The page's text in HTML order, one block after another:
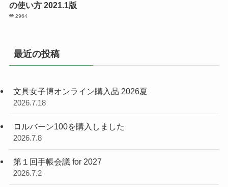
の使い方 2021.1版
2964
最近の投稿
文具女子博オンライン購入品 2026夏
2026.7.18
ロルバーン100を購入しました
2026.7.8
第１回手帳会議 for 2027
2026.7.2